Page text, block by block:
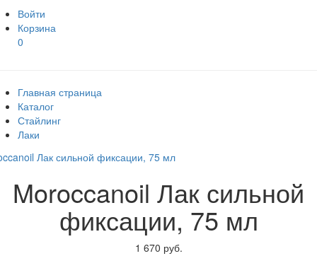
Войти
Корзина
0
Главная страница
Каталог
Стайлинг
Лаки
Moroccanoil Лак сильной
фиксации, 75 мл
1 670 руб.